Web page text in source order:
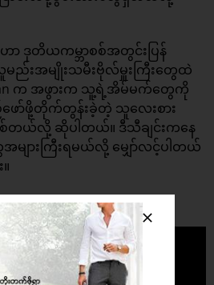
ဟာ ဒုတိယကမ္ဘာစစ်အတွင်းပြန်
ည်းအမျိုးသမီးဗိုလ်မှူးကြီးတွေထဲ
က အဖွားက သူ့ရဲ့အိမ်မက်တွေကို
ာ်ဖို့တိုက်တွန်းခဲ့တဲ့ သူလေးစား
စ်တယ်လို့ ဆိုပါတယ်။ ဒီသီချင်းကနေ
များကြီးရမယ်လို့ မျှော်လင့်ပါတယ်
Jackson)